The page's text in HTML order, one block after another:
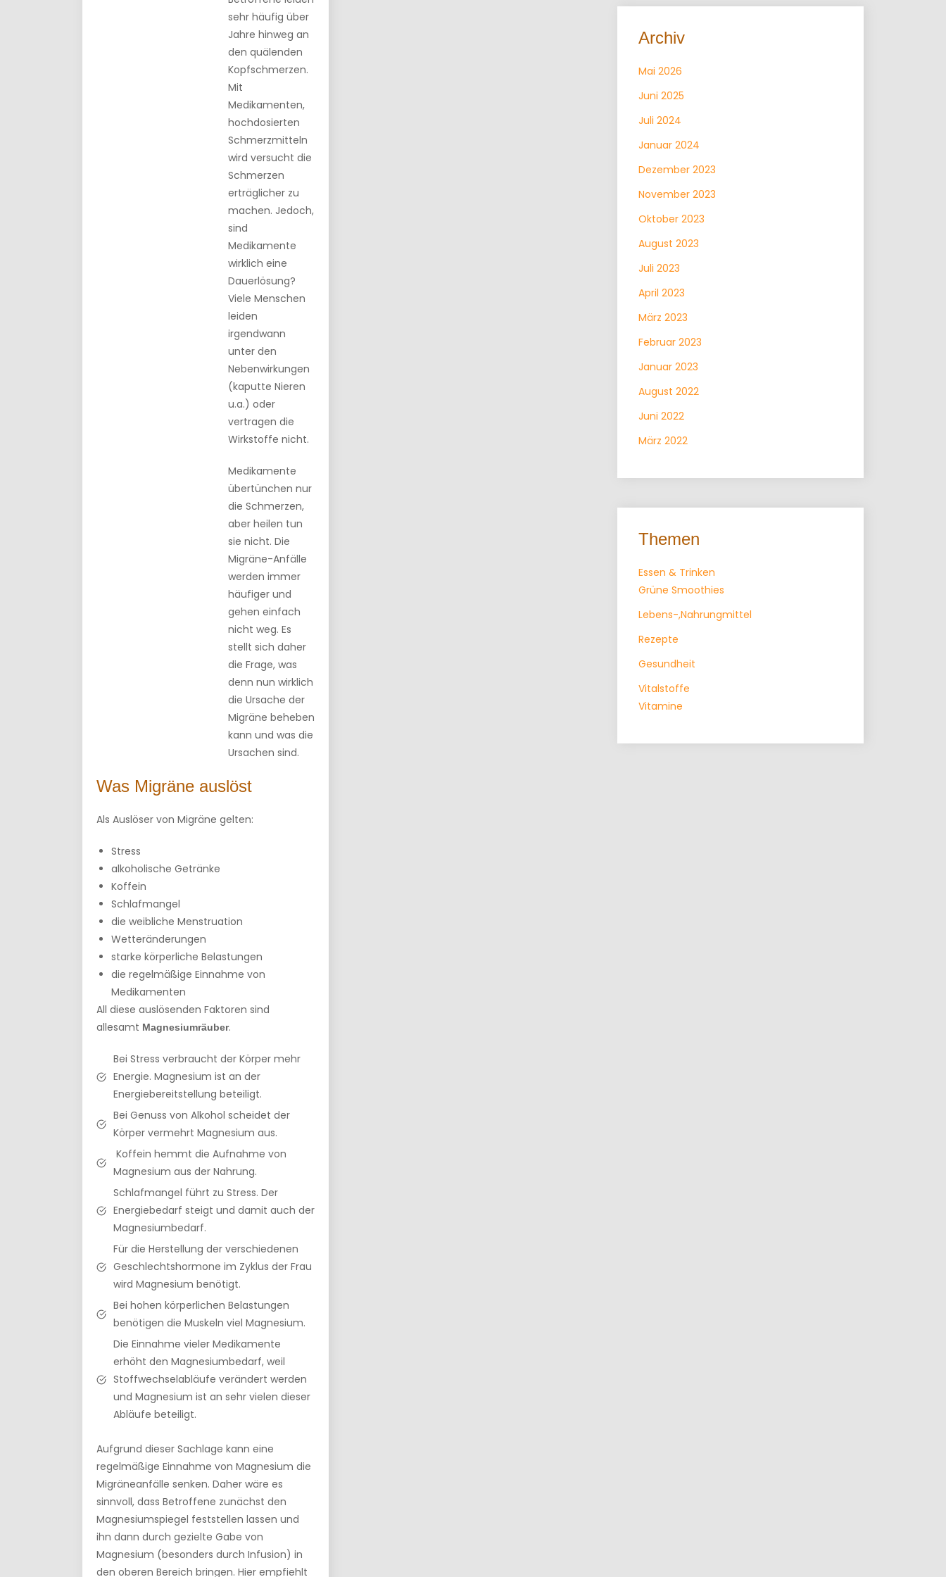
sehr häufig über
Jahre hinweg an
den quälenden
Kopfschmerzen.
Mit
Medikamenten,
hochdosierten
Schmerzmitteln
wird versucht die
Schmerzen
erträglicher zu
machen. Jedoch,
sind
Medikamente
wirklich eine
Dauerlösung?
Viele Menschen
leiden
irgendwann
unter den
Nebenwirkungen
(kaputte Nieren
u.a.) oder
vertragen die
Wirkstoffe nicht.
Medikamente
übertünchen nur
die Schmerzen,
aber heilen tun
sie nicht. Die
Migräne-Anfälle
werden immer
häufiger und
gehen einfach
nicht weg. Es
stellt sich daher
die Frage, was
denn nun wirklich
die Ursache der
Migräne beheben
kann und was die
Ursachen sind.
Was Migräne auslöst
Als Auslöser von Migräne gelten:
Stress
alkoholische Getränke
Koffein
Schlafmangel
die weibliche Menstruation
Wetteränderungen
starke körperliche Belastungen
die regelmäßige Einnahme von
Medikamenten
All diese auslösenden Faktoren sind
allesamt Magnesiumräuber.
Bei Stress verbraucht der Körper mehr
Energie. Magnesium ist an der
Energiebereitstellung beteiligt.
Bei Genuss von Alkohol scheidet der
Körper vermehrt Magnesium aus.
Koffein hemmt die Aufnahme von
Magnesium aus der Nahrung.
Schlafmangel führt zu Stress. Der
Energiebedarf steigt und damit auch der
Magnesiumbedarf.
Für die Herstellung der verschiedenen
Geschlechtshormone im Zyklus der Frau
wird Magnesium benötigt.
Bei hohen körperlichen Belastungen
benötigen die Muskeln viel Magnesium.
Die Einnahme vieler Medikamente
erhöht den Magnesiumbedarf, weil
Stoffwechselabläufe verändert werden
und Magnesium ist an sehr vielen dieser
Abläufe beteiligt.
Aufgrund dieser Sachlage kann eine
regelmäßige Einnahme von Magnesium die
Migräneanfälle senken. Daher wäre es
sinnvoll, dass Betroffene zunächst den
Magnesiumspiegel feststellen lassen und
ihn dann durch gezielte Gabe von
Magnesium (besonders durch Infusion) in
den oberen Bereich bringen. Hier empfiehlt
Archiv
Mai 2026
Juni 2025
Juli 2024
Januar 2024
Dezember 2023
November 2023
Oktober 2023
August 2023
Juli 2023
April 2023
März 2023
Februar 2023
Januar 2023
August 2022
Juni 2022
März 2022
Themen
Essen & Trinken
Grüne Smoothies
Lebens-,Nahrungmittel
Rezepte
Gesundheit
Vitalstoffe
Vitamine